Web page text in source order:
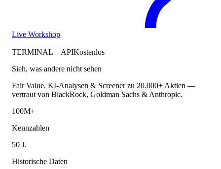
Live Workshop
TERMINAL + APIKostenlos
Sieh, was andere nicht sehen
Fair Value, KI-Analysen & Screener zu 20.000+ Aktien —
vertraut von BlackRock, Goldman Sachs & Anthropic.
100M+
Kennzahlen
50 J.
Historische Daten